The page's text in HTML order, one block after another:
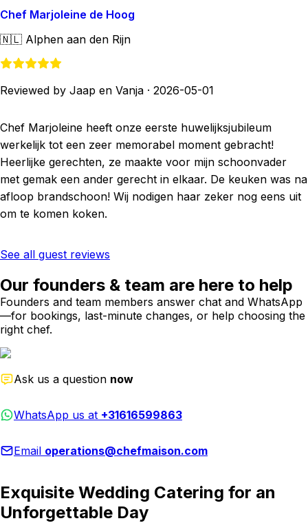
Chef Marjoleine de Hoog
🇳🇱 Alphen aan den Rijn
Reviewed by Jaap en Vanja · 2026-05-01
Chef Marjoleine heeft onze eerste huwelijksjubileum
werkelijk tot een zeer memorabel moment gebracht!
Heerlijke gerechten, ze maakte voor mijn schoonvader
met gemak een ander gerecht in elkaar. De keuken was na
afloop brandschoon! Wij nodigen haar zeker nog eens uit
om te komen koken.
See all guest reviews
Our founders & team are here to help
Founders and team members answer chat and WhatsApp
—for bookings, last-minute changes, or help choosing the
right chef.
Ask us a question now
WhatsApp us at +31616599863
Email operations@chefmaison.com
Exquisite Wedding Catering for an
Unforgettable Day